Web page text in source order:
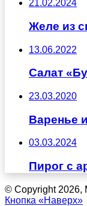
21.02.2024
Желе из
13.06.2022
Салат
23.03.2020
Варенье
03.03.2024
Пирог с
© Copyright 2026,
Кнопка «Наверх»